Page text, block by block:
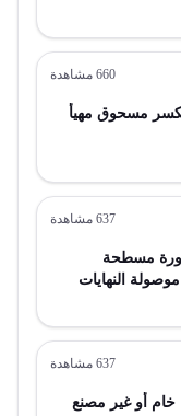
660 مشاهدة
مسحوق مهيأ
637 مشاهدة
مسطحة
النهايات
637 مشاهدة
خام أو غير مصنع